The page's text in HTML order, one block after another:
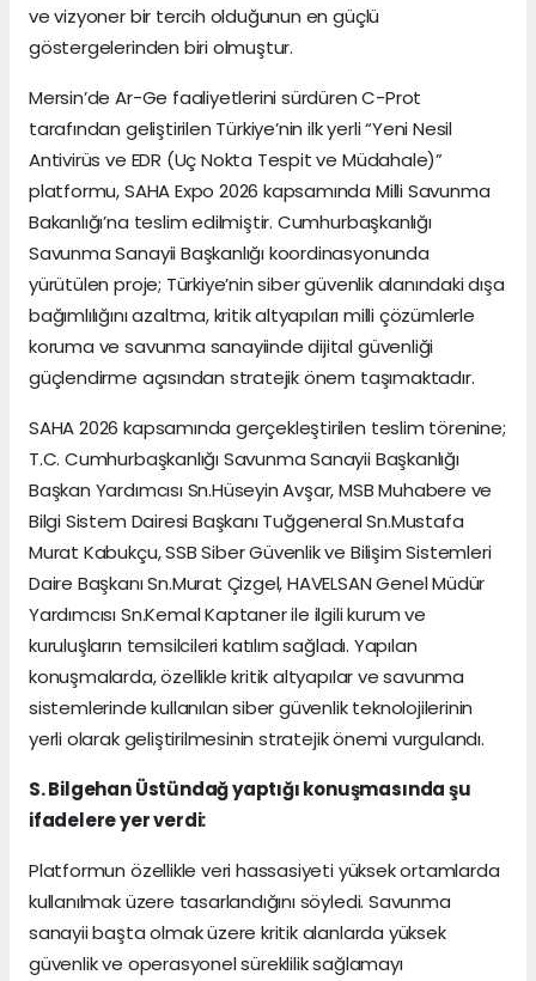
ve vizyoner bir tercih olduğunun en güçlü
göstergelerinden biri olmuştur.
Mersin’de Ar-Ge faaliyetlerini sürdüren C-Prot
tarafından geliştirilen Türkiye’nin ilk yerli “Yeni Nesil
Antivirüs ve EDR (Uç Nokta Tespit ve Müdahale)”
platformu, SAHA Expo 2026 kapsamında Milli Savunma
Bakanlığı’na teslim edilmiştir. Cumhurbaşkanlığı
Savunma Sanayii Başkanlığı koordinasyonunda
yürütülen proje; Türkiye’nin siber güvenlik alanındaki dışa
bağımlılığını azaltma, kritik altyapıları milli çözümlerle
koruma ve savunma sanayiinde dijital güvenliği
güçlendirme açısından stratejik önem taşımaktadır.
SAHA 2026 kapsamında gerçekleştirilen teslim törenine;
T.C. Cumhurbaşkanlığı Savunma Sanayii Başkanlığı
Başkan Yardımcısı Sn.Hüseyin Avşar, MSB Muhabere ve
Bilgi Sistem Dairesi Başkanı Tuğgeneral Sn.Mustafa
Murat Kabukçu, SSB Siber Güvenlik ve Bilişim Sistemleri
Daire Başkanı Sn.Murat Çizgel, HAVELSAN Genel Müdür
Yardımcısı Sn.Kemal Kaptaner ile ilgili kurum ve
kuruluşların temsilcileri katılım sağladı. Yapılan
konuşmalarda, özellikle kritik altyapılar ve savunma
sistemlerinde kullanılan siber güvenlik teknolojilerinin
yerli olarak geliştirilmesinin stratejik önemi vurgulandı.
S. Bilgehan Üstündağ yaptığı konuşmasında şu
ifadelere yer verdi:
Platformun özellikle veri hassasiyeti yüksek ortamlarda
kullanılmak üzere tasarlandığını söyledi. Savunma
sanayii başta olmak üzere kritik alanlarda yüksek
güvenlik ve operasyonel süreklilik sağlamayı